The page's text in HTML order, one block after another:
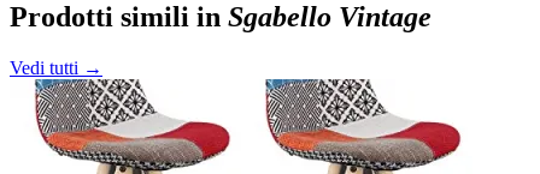
Prodotti simili in Sgabello Vintage
Vedi tutti →